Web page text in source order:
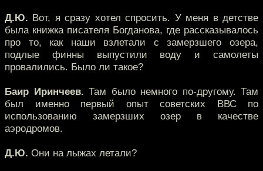
Д.Ю. Вот, я сразу хотел спросить. У меня в детстве
была книжка писателя Богданова, где рассказывалось
про то, как наши взлетали с замерзшего озера,
подлые финны выпустили воду и самолеты
провалились. Было ли такое?
Баир Иринчеев. Там было немного по-другому. Там
был именно первый опыт советских ВВС по
использованию замерзших озер в качестве
аэродромов.
Д.Ю. Они на лыжах летали?